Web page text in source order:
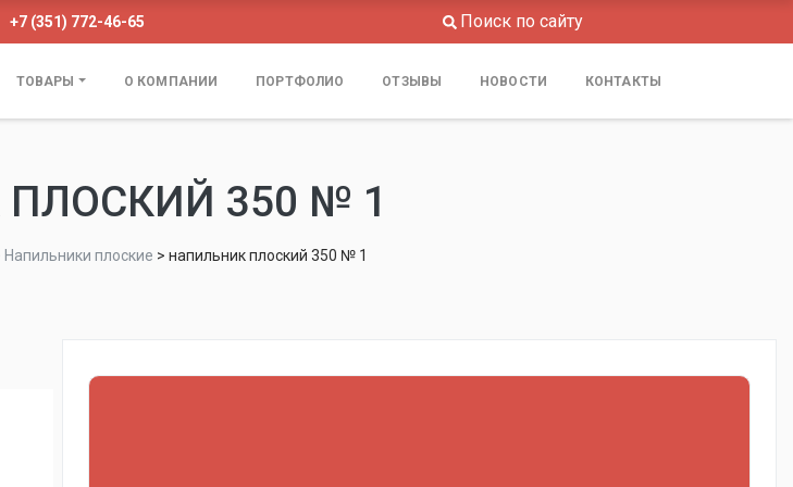
+7 (351) 772-46-65 Поиск по сайту
ТОВАРЫ О КОМПАНИИ ПОРТФОЛИО ОТЗЫВЫ НОВОСТИ КОНТАКТЫ
350 № 1
Напильники плоские > напильник плоский 350 № 1